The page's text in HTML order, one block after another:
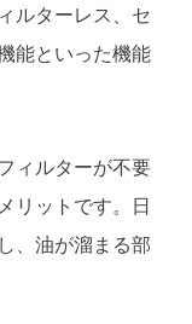
ルターレス、セ
能といった機能
ィルターが不要
リットです。日
、油が溜まる部